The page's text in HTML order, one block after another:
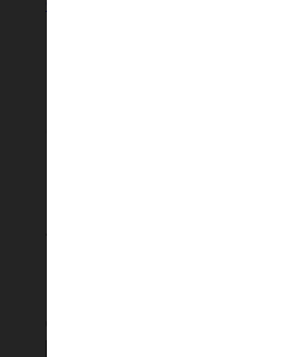
Your email address